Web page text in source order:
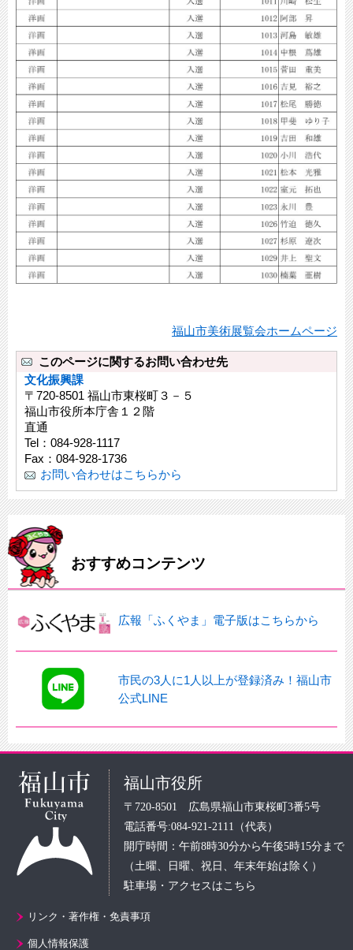
福山市美術展覧会ホームページ
このページに関するお問い合わせ先
文化振興課
〒720-8501 福山市東桜町３－５
福山市役所本庁舎１２階
直通
Tel：084-928-1117
Fax：084-928-1736
お問い合わせはこちらから
おすすめコンテンツ
広報「ふくやま」電子版はこちらから
市民の3人に1人以上が登録済み！福山市
公式LINE
福山市役所
〒720-8501 広島県福山市東桜町3番5号
電話番号:084-921-2111（代表）
開庁時間：午前8時30分から午後5時15分まで
（土曜、日曜、祝日、年末年始は除く）
駐車場・アクセスはこちら
リンク・著作権・免責事項
個人情報保護